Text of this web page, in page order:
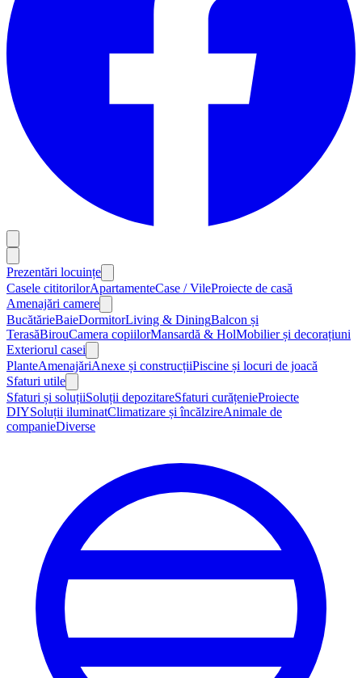
Prezentări locuințe
Casele cititorilorApartamenteCase / VileProiecte de casă
Amenajări camere
BucătărieBaieDormitorLiving & DiningBalcon și
TerasăBirouCamera copiilorMansardă & HolMobilier și decorațiuni
Exteriorul casei
PlanteAmenajăriAnexe și construcțiiPiscine și locuri de joacă
Sfaturi utile
Sfaturi și soluțiiSoluții depozitareSfaturi curățenieProiecte
DIYSoluții iluminatClimatizare și încălzireAnimale de
companieDiverse